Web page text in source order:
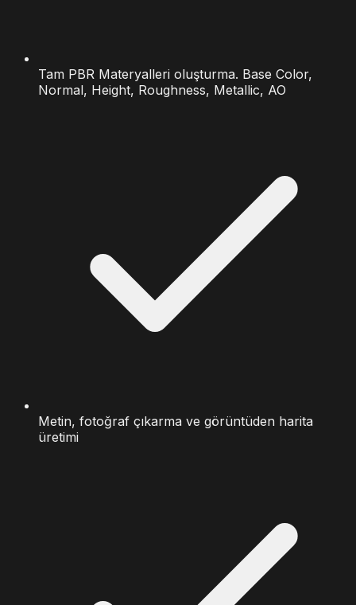
Tam PBR Materyalleri oluşturma. Base Color,
Normal, Height, Roughness, Metallic, AO
Metin, fotoğraf çıkarma ve görüntüden harita
üretimi